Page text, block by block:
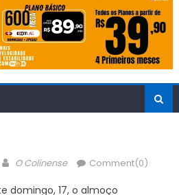
Author
O Colinense Comment(0)
domingo, 17, o almoço